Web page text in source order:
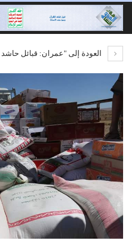
العودة إلى "عمران: قبائل